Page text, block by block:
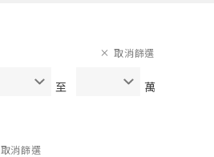
至 萬
取消篩選
取消篩選